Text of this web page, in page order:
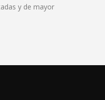
y de mayor